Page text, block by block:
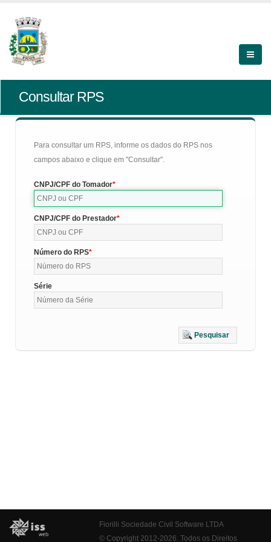
Consultar RPS
Para consultar um RPS, informe os dados do RPS nos
campos abaixo e clique em "Consultar".
CNPJ/CPF do Tomador
CNPJ/CPF do Prestador
Número do RPS
Série
Pesquisar
Fiorilli Sociedade Civil Software LTDA
© Copyright 2012-2026. Todos os Direitos